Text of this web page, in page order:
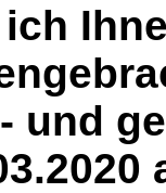
und